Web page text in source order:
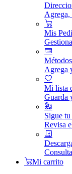
Agrega,
Mis
Agrega
Mi lista
Guarda
Sigue
Revisa
Mi carrito